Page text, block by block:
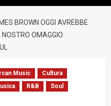
BROWN OGGI AVREBBE
OMAGGIO
Music
Cultura
R&B
Soul